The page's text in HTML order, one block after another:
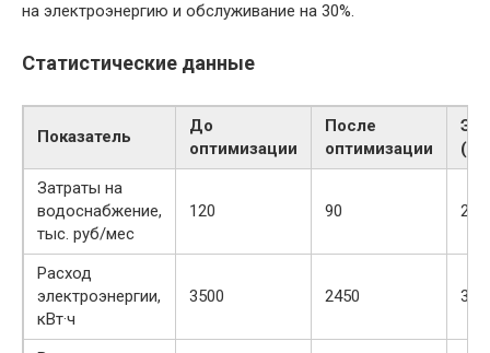
на электроэнергию и обслуживание на 30%.
Статистические данные
Показатель
До
оптимизации
После
оптимизации
(%)
Затраты на
водоснабжение,
тыс. руб/мес
120 90 25%
Расход
электроэнергии,
кВт·ч
3500 2450 30%